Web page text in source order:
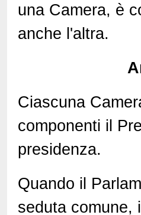
una Camera, è
anche l'altra.
Ciascuna
componenti il
presidenza.
Quando il
seduta comune,